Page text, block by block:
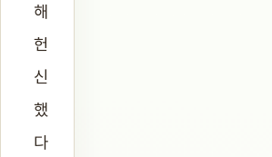
해
헌
신
했
다